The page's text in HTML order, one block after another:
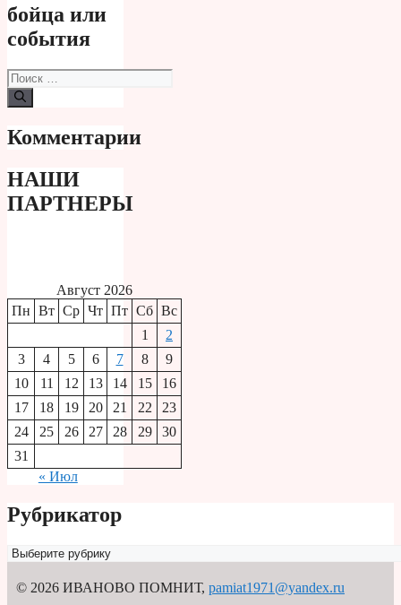
бойца или
события
Поиск:
Комментарии
НАШИ
ПАРТНЕРЫ
Август 2026
Пн Вт Ср Чт Пт Сб Вс
1
2
3
4 5 6 7 8
9
10
11 12 13 14 15
16
17
18 19 20 21 22
23
24
25 26 27 28 29
30
31
« Июл
Рубрикатор
Рубрикатор
© 2026 ИВАНОВО ПОМНИТ, pamiat1971@yandex.ru